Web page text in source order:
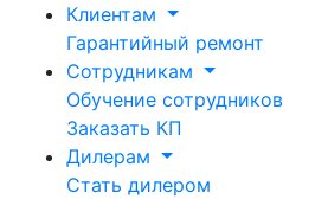
Клиентам
Гарантийный ремонт
Сотрудникам
Обучение сотрудников
Заказать КП
Дилерам
Стать дилером